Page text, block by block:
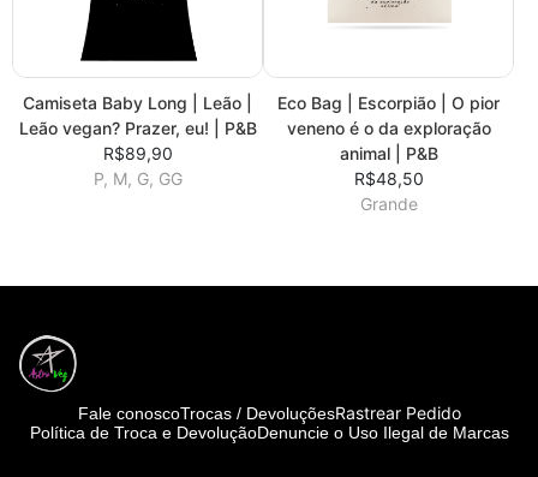
Camiseta Baby Long | Leão |
Leão vegan? Prazer, eu! | P&B
R$89,90
P, M, G, GG
Eco Bag | Escorpião | O pior
veneno é o da exploração
animal | P&B
R$48,50
Grande
Fale conoscoTrocas / DevoluçõesRastrear Pedido
Política de Troca e DevoluçãoDenuncie o Uso Ilegal de Marcas